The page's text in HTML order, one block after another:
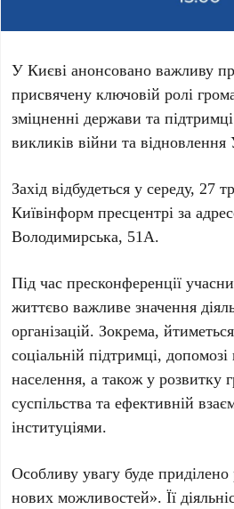
У Києві анонсовано важливу
присвячену ключовій ролі
зміцненні держави та
викликів війни та відновлення
Захід відбудеться усереду, 27
Київінформ пресцентрі за
Володимирська, 51А.
Під час пресконференції
життєво важливе значення
організацій. Зокрема,
соціальній підтримці,
населення, а також у розвитку
суспільства та ефективній
інституціями.
Особливу увагу буде
нових можливостей». Її